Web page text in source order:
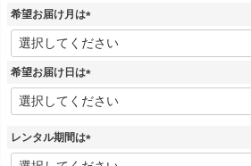
希望お届け月は
(
必
希望お届け日は
(
必
)
レンタル期間は
(